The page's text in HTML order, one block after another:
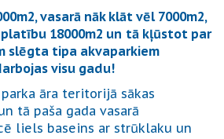
vasarā nāk klāt vēl 7000m2,
18000m2 un tā kļūstot par
slēgta tipa akvaparkiem
visu gadu!
āra teritorijā sākas
tā paša gada vasarā
liels baseins ar strūklaku un